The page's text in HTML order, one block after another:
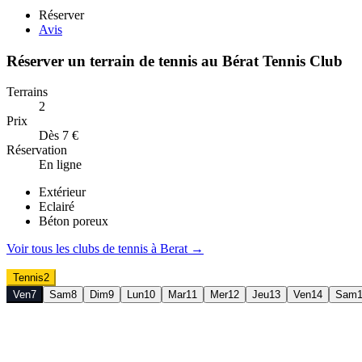
Réserver
Avis
Réserver un terrain de tennis au Bérat Tennis Club
Terrains
2
Prix
Dès 7 €
Réservation
En ligne
Extérieur
Eclairé
Béton poreux
Voir tous les clubs de tennis à Berat →
Tennis2
Ven7 Sam8 Dim9 Lun10 Mar11 Mer12 Jeu13 Ven14 Sam